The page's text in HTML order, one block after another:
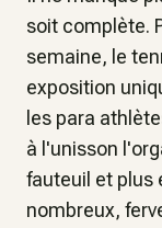
soit complète.
semaine, le
exposition
les para
à l'unisson
fauteuil et plus
nombreux,